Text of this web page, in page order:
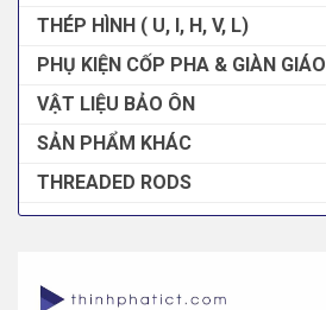
THÉP HÌNH ( U, I, H, V, L)
PHỤ KIỆN CỐP PHA & GIÀN GIÁO
VẬT LIỆU BẢO ÔN
SẢN PHẨM KHÁC
THREADED RODS